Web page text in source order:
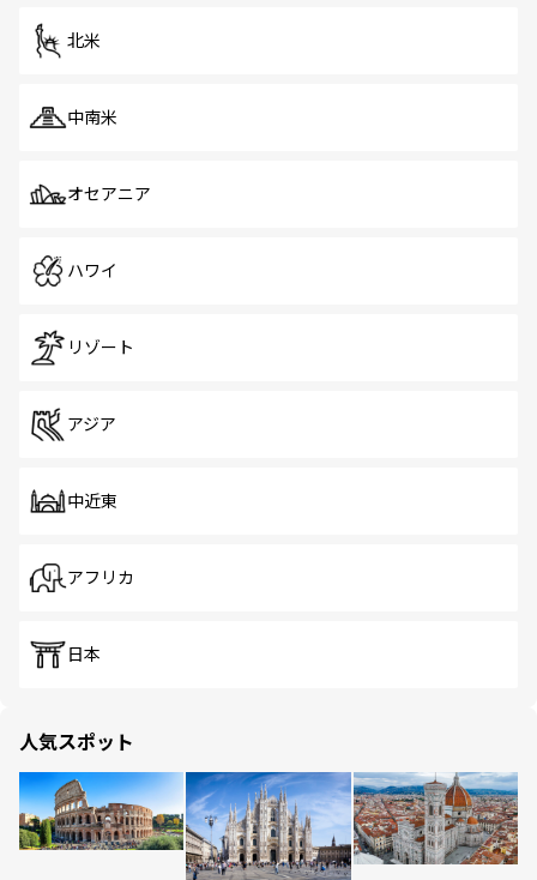
北米
中南米
オセアニア
ハワイ
リゾート
アジア
中近東
アフリカ
日本
人気スポット